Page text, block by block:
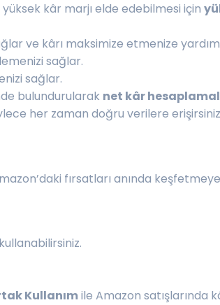
yüksek kâr marjı elde edebilmesi için
ve kârı maksimize etmenize
sağlar.
sağlar.
bulundurularak net kâr
her zaman doğru verilere
fırsatları anında
Kullanımile Amazon satışlarında